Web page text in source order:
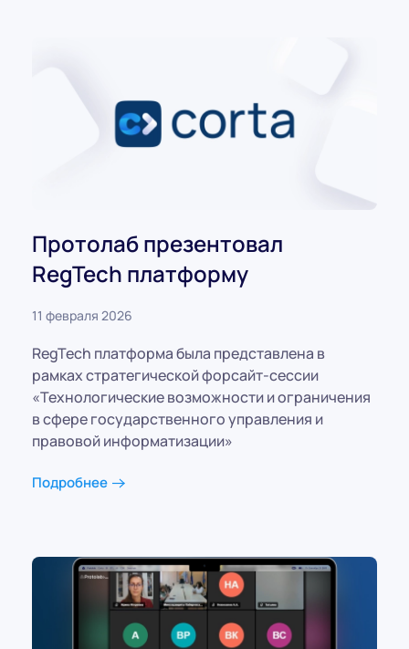
Протолаб презентовал
RegTech платформу
11 февраля 2026
RegTech платформа была представлена в
рамках стратегической форсайт-сессии
«Технологические возможности и ограничения
в сфере государственного управления и
правовой информатизации»
Подробнее